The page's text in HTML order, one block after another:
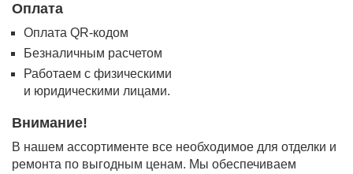
Оплата
Оплата QR-кодом
Безналичным расчетом
Работаем с физическими
и юридическими лицами.
Внимание!
В нашем ассортименте все необходимое для отделки и
ремонта по выгодным ценам. Мы обеспечиваем